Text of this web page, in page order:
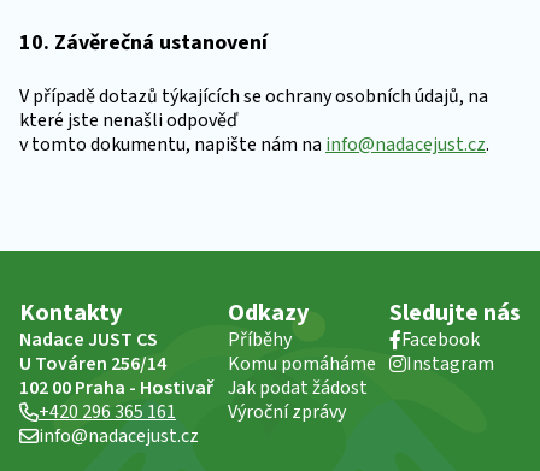
10. Závěrečná ustanovení
V případě dotazů týkajících se ochrany osobních údajů, na
které jste nenašli odpověď
v tomto dokumentu, napište nám na info@nadacejust.cz.
Kontakty
Nadace JUST CS
U Továren 256/14
102 00 Praha - Hostivař
+420 296 365 161
info@nadacejust.cz
Odkazy
Příběhy
Komu pomáháme
Jak podat žádost
Výroční zprávy
Sledujte nás
Facebook
Instagram